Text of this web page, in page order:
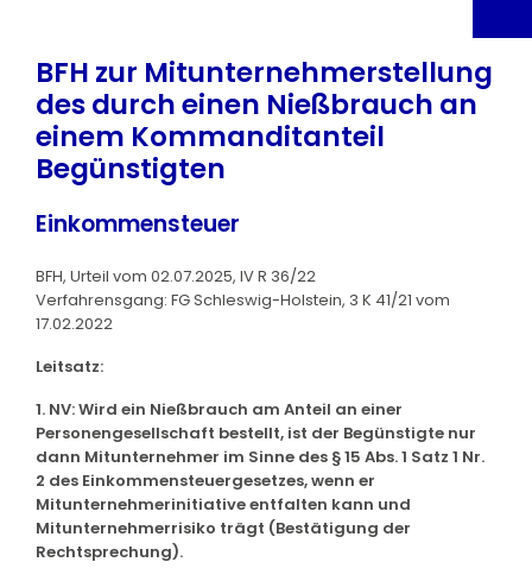
BFH zur Mitunternehmerstellung
des durch einen Nießbrauch an
einem Kommanditanteil
Begünstigten
Einkommensteuer
BFH, Urteil vom 02.07.2025, IV R 36/22
Verfahrensgang: FG Schleswig-Holstein, 3 K 41/21 vom
17.02.2022
Leitsatz:
1. NV: Wird ein Nießbrauch am Anteil an einer
Personengesellschaft bestellt, ist der Begünstigte nur
dann Mitunternehmer im Sinne des § 15 Abs. 1 Satz 1 Nr.
2 des Einkommensteuergesetzes, wenn er
Mitunternehmerinitiative entfalten kann und
Mitunternehmerrisiko trägt (Bestätigung der
Rechtsprechung).